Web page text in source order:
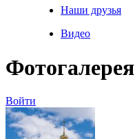
Наши друзья
Видео
Фотогалерея
Войти